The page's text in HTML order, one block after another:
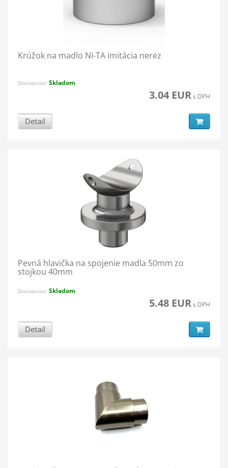
Krúžok na madlo NI-TA imitácia nerez
Dostupnosť: Skladom
3.04 EURs DPH
Detail
Pevná hlavička na spojenie madla 50mm zo
stojkou 40mm
Dostupnosť: Skladom
5.48 EURs DPH
Detail